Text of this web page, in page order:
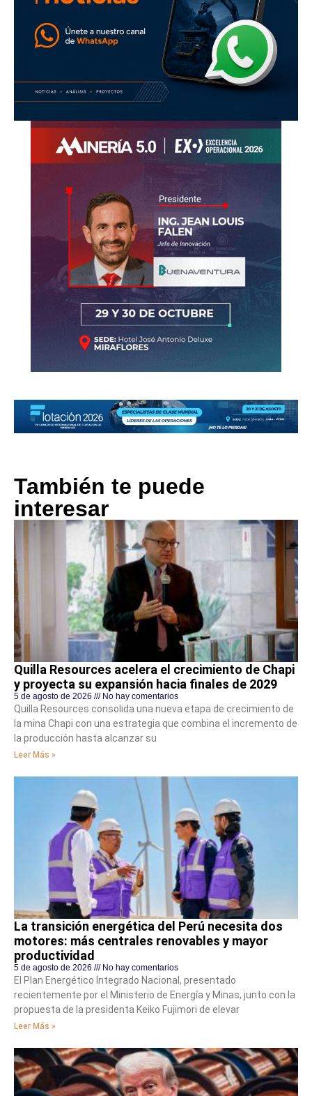
También te puede
interesar
Quilla Resources acelera el crecimiento de Chapi
y proyecta su expansión hacia finales de 2029
5 de agosto de 2026 No hay comentarios
Quilla Resources consolida una nueva etapa de crecimiento de
la mina Chapi con una estrategia que combina el incremento de
la producción hasta alcanzar su
Leer Más »
La transición energética del Perú necesita dos
motores: más centrales renovables y mayor
productividad
5 de agosto de 2026 No hay comentarios
El Plan Energético Integrado Nacional, presentado
recientemente por el Ministerio de Energía y Minas, junto con la
propuesta de la presidenta Keiko Fujimori de elevar
Leer Más »